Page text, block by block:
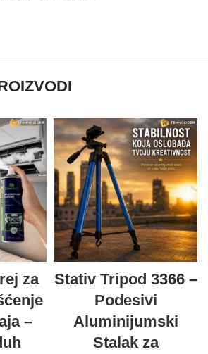
za
–
Stativ Tripod 3366 –
Podesivi
Aluminijumski
Stalak za